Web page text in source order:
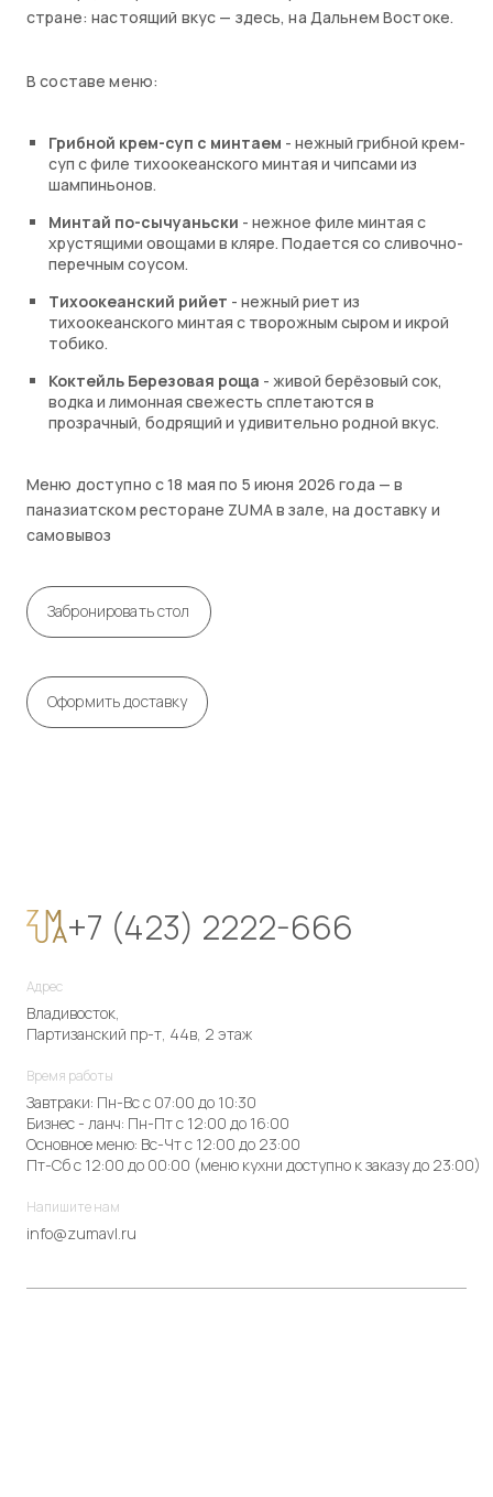
стране: настоящий вкус — здесь, на Дальнем Востоке.
В составе меню:
Грибной крем-суп с минтаем - нежный грибной крем-
суп с филе тихоокеанского минтая и чипсами из
шампиньонов.
Минтай по-сычуаньски - нежное филе минтая с
хрустящими овощами в кляре. Подается со сливочно-
перечным соусом.
Тихоокеанский рийет - нежный риет из
тихоокеанского минтая с творожным сыром и икрой
тобико.
Коктейль Березовая роща - живой берёзовый сок,
водка и лимонная свежесть сплетаются в
прозрачный, бодрящий и удивительно родной вкус.
Меню доступно с 18 мая по 5 июня 2026 года — в
паназиатском ресторане ZUMA в зале, на доставку и
самовывоз
Забронировать стол
Оформить доставку
+7 (423) 2222-666
Адрес
Владивосток,
Партизанский пр-т, 44в, 2 этаж
Время работы
Завтраки: Пн-Вс с 07:00 до 10:30
Бизнес - ланч: Пн-Пт с 12:00 до 16:00
Основное меню: Вс-Чт с 12:00 до 23:00
Пт-Сб с 12:00 до 00:00 (меню кухни доступно к заказу до 23:00)
Напишите нам
info@zumavl.ru